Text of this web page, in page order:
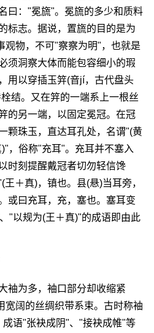
曰："冕旒"。冕旒的多少和质料
标志。据说，置旒的目的是为
观物，不可"察察为明"，也就是
须洞察大体而能包容细小的瑕
用以穿插玉笄(音jí，古代盘头
结。又在笄的一端系上一根丝
的另一端，以固定冕冠。在冠
颗珠玉，直达耳孔处，名谓"(黄
，俗称"充耳"。充耳并不塞入
时刻提醒戴冠者切勿轻信馋
＋真)，镇也。县(悬)当耳旁，
或曰充耳，充，塞也。塞耳变
"以规为(王＋真)"的成语即由此
为多，袖口部分却收缩紧
宽阔的丝绸织带系束。古时称袖
语"张袂成阴"、"接袂成帷"等